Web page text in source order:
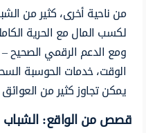
من ناحية أخرى، كثير من
لكسب المال مع الحرية
ومع الدعم الرقمي الصحيح
يمكن تجاوز كثير من
قصص من الواقع: الشباب